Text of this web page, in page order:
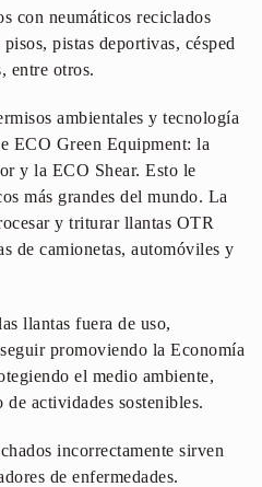
con neumáticos reciclados
pistas deportivas, césped
entre otros.
ambientales y tecnología
ECO Green Equipment: la
y la ECO Shear. Esto le
más grandes del mundo. La
y triturar llantas OTR
de camionetas, automóviles y
llantas fuera de uso,
promoviendo la Economía
el medio ambiente,
actividades sostenibles.
incorrectamente sirven
de enfermedades.